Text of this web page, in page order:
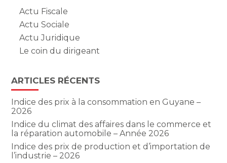
Actu Fiscale
Actu Sociale
Actu Juridique
Le coin du dirigeant
ARTICLES RÉCENTS
Indice des prix à la consommation en Guyane –
2026
Indice du climat des affaires dans le commerce et
la réparation automobile – Année 2026
Indice des prix de production et d’importation de
l’industrie – 2026